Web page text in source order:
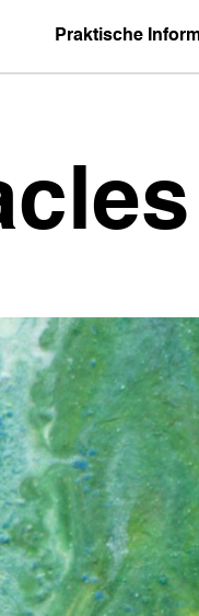
Praktische